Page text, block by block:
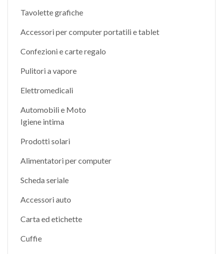
Tavolette grafiche
Accessori per computer portatili e tablet
Confezioni e carte regalo
Pulitori a vapore
Elettromedicali
Automobili e Moto
Igiene intima
Prodotti solari
Alimentatori per computer
Scheda seriale
Accessori auto
Carta ed etichette
Cuffie